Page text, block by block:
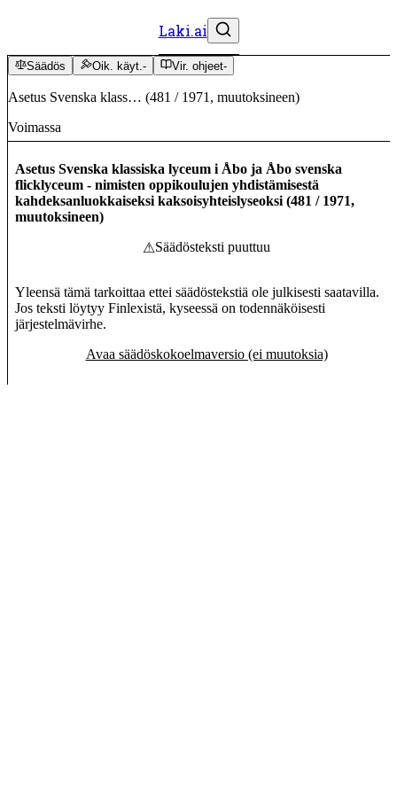
Laki.ai
Säädös Oik. käyt.- Vir. ohjeet-
Asetus Svenska klass… (481 / 1971 , muutoksineen)
Voimassa
Asetus Svenska klassiska lyceum i Åbo ja Åbo svenska
flicklyceum - nimisten oppikoulujen yhdistämisestä
kahdeksanluokkaiseksi kaksoisyhteislyseoksi (481 / 1971,
muutoksineen)
⚠Säädösteksti puuttuu
Yleensä tämä tarkoittaa ettei säädöstekstiä ole julkisesti saatavilla.
Jos teksti löytyy Finlexistä, kyseessä on todennäköisesti
järjestelmävirhe.
Avaa säädöskokoelmaversio (ei muutoksia)